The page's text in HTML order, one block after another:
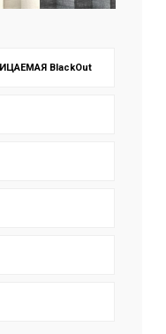
BlackOut